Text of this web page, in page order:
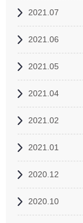
2021.07
2021.06
2021.05
2021.04
2021.02
2021.01
2020.12
2020.10